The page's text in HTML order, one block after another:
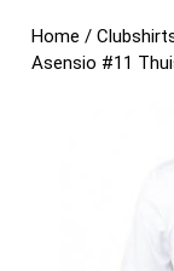
Home /
Asensio #11